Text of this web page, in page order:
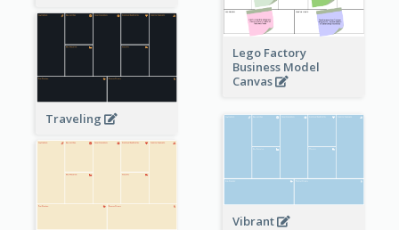
Lego Factory
Business Model
Canvas
Traveling
Vibrant